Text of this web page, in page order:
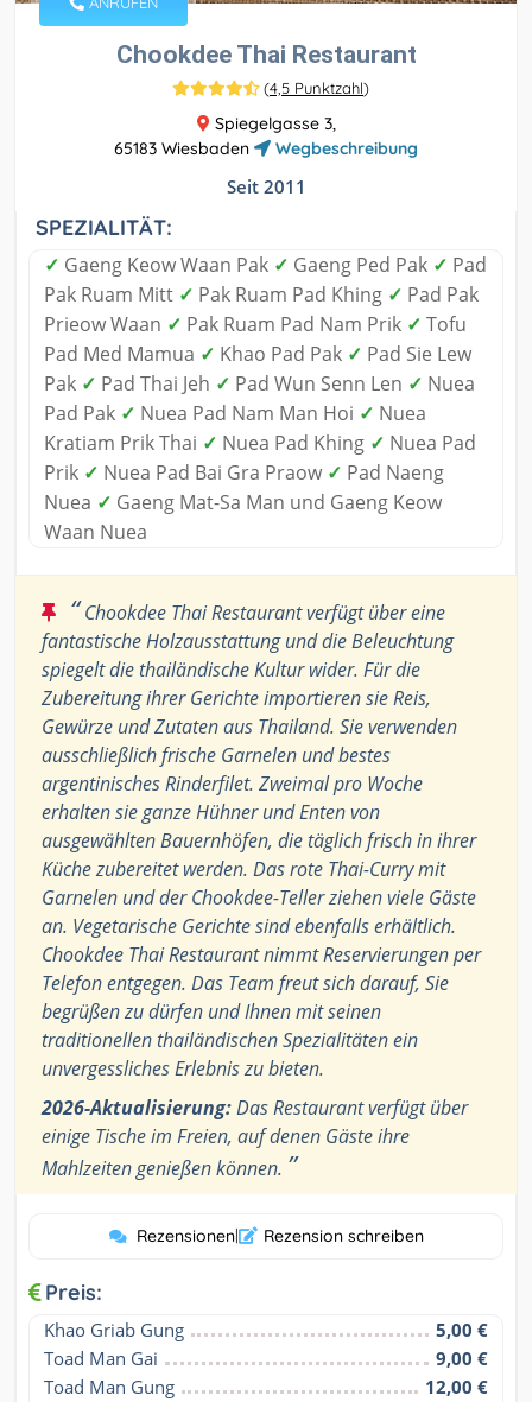
Chookdee Thai Restaurant
(4,5 Punktzahl)
Spiegelgasse 3,
65183 Wiesbaden
Wegbeschreibung
Seit 2011
SPEZIALITÄT:
✓ Gaeng Keow Waan Pak ✓ Gaeng Ped Pak ✓ Pad
Pak Ruam Mitt ✓ Pak Ruam Pad Khing ✓ Pad Pak
Prieow Waan ✓ Pak Ruam Pad Nam Prik ✓ Tofu
Pad Med Mamua ✓ Khao Pad Pak ✓ Pad Sie Lew
Pak ✓ Pad Thai Jeh ✓ Pad Wun Senn Len ✓ Nuea
Pad Pak ✓ Nuea Pad Nam Man Hoi ✓ Nuea
Kratiam Prik Thai ✓ Nuea Pad Khing ✓ Nuea Pad
Prik ✓ Nuea Pad Bai Gra Praow ✓ Pad Naeng
Nuea ✓ Gaeng Mat-Sa Man und Gaeng Keow
Waan Nuea
“Chookdee Thai Restaurant verfügt über eine
fantastische Holzausstattung und die Beleuchtung
spiegelt die thailändische Kultur wider. Für die
Zubereitung ihrer Gerichte importieren sie Reis,
Gewürze und Zutaten aus Thailand. Sie verwenden
ausschließlich frische Garnelen und bestes
argentinisches Rinderfilet. Zweimal pro Woche
erhalten sie ganze Hühner und Enten von
ausgewählten Bauernhöfen, die täglich frisch in ihrer
Küche zubereitet werden. Das rote Thai-Curry mit
Garnelen und der Chookdee-Teller ziehen viele Gäste
an. Vegetarische Gerichte sind ebenfalls erhältlich.
Chookdee Thai Restaurant nimmt Reservierungen per
Telefon entgegen. Das Team freut sich darauf, Sie
begrüßen zu dürfen und Ihnen mit seinen
traditionellen thailändischen Spezialitäten ein
unvergessliches Erlebnis zu bieten.
2026-Aktualisierung:Das Restaurant verfügt über
einige Tische im Freien, auf denen Gäste ihre
Mahlzeiten genießen können. ”
Rezensionen| Rezension schreiben
Preis:
Khao Griab Gung
5,00 €
Toad Man Gai
9,00 €
Toad Man Gung
12,00 €